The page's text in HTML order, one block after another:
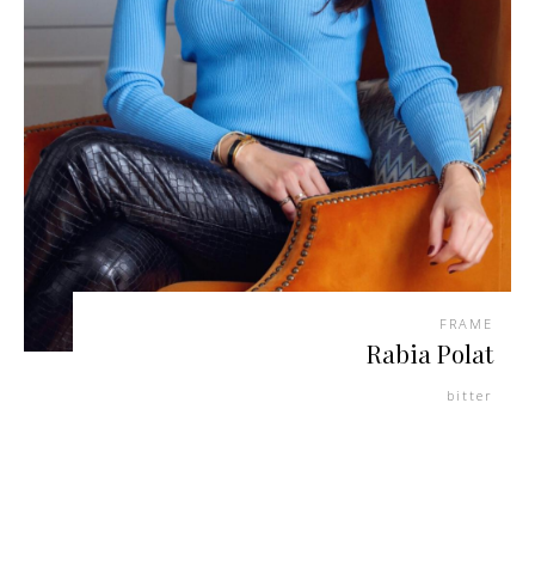
FRAME
Rabia Polat
bitter